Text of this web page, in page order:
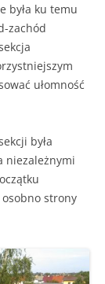
była ku temu
zachód
ułomność
była
niezależnymi
osobno strony